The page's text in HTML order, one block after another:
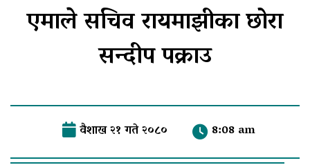
एमाले सचिव रायमाझीका छोरा
सन्दीप पक्राउ
वैशाख २१ गते २०८० 8:08 am